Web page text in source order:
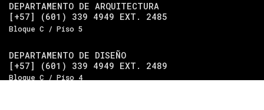
DEPARTAMENTO DE ARQUITECTURA
[+57] (601) 339 4949 EXT. 2485
Bloque C / Piso 5
DEPARTAMENTO DE DISEÑO
[+57] (601) 339 4949 EXT. 2489
Bloque C / Piso 4